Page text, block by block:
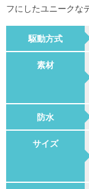
フにしたユニークな
駆動方式
素材
防水
サイズ